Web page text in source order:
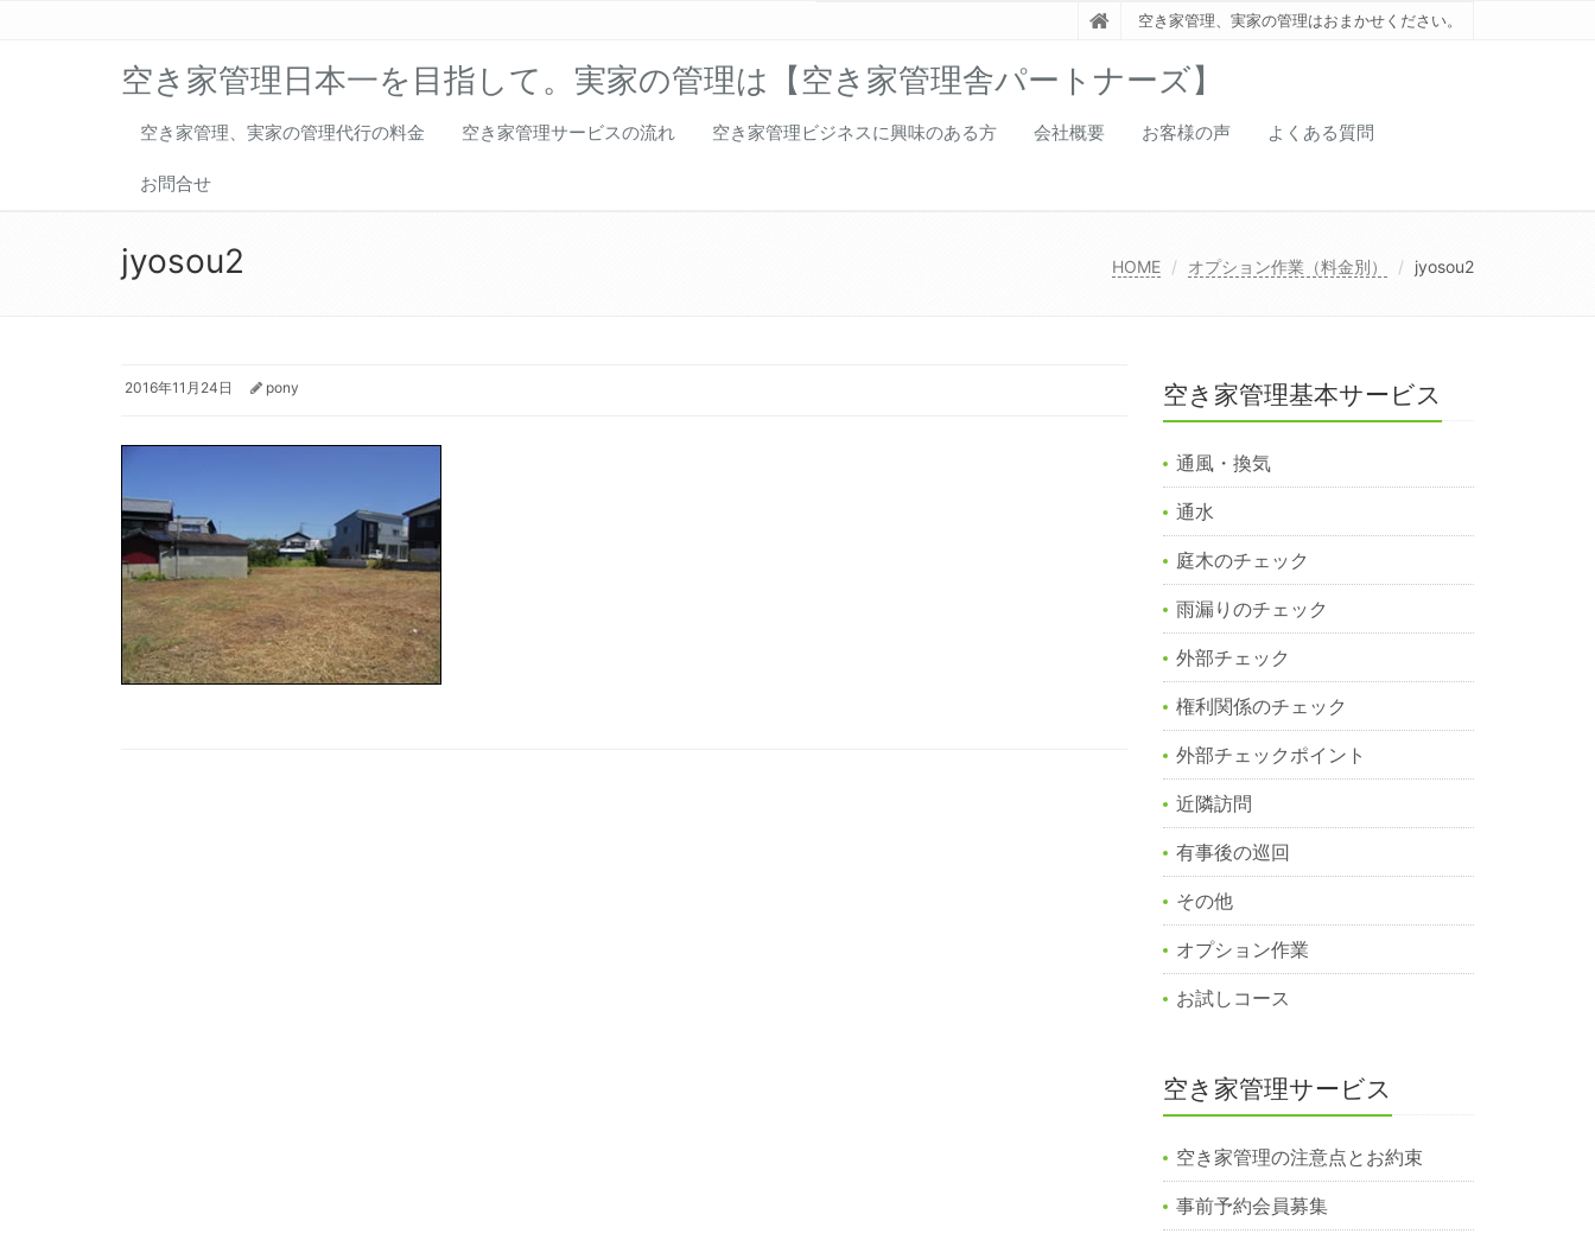
空き家管理、実家の管理はおまかせください。
空き家管理日本一を目指して。実家の管理は【空き家管理舎パートナーズ】
空き家管理、実家の管理代行の料金 空き家管理サービスの流れ 空き家管理ビジネスに興味のある方 会社概要 お客様の声 よくある質問
お問合せ
jyosou2 HOME オプション作業（料金別） jyosou2
2016年11月24日 pony 空き家管理基本サービス
通風・換気
通水
庭木のチェック
雨漏りのチェック
外部チェック
権利関係のチェック
外部チェックポイント
近隣訪問
有事後の巡回
その他
オプション作業
お試しコース
空き家管理サービス
空き家管理の注意点とお約束
事前予約会員募集